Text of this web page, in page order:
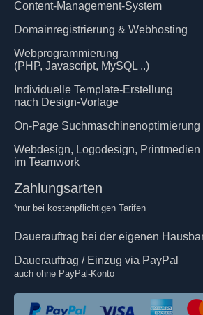
Content-Management-System
Domainregistrierung & Webhosting
Webprogrammierung
(PHP, Javascript, MySQL ..)
Individuelle Template-Erstellung
nach Design-Vorlage
On-Page Suchmaschinenoptimierung
Webdesign, Logodesign, Printmedien
im Teamwork
Zahlungsarten
*nur bei kostenpflichtigen Tarifen
Dauerauftrag bei der eigenen
Dauerauftrag / Einzug via PayPal
auch ohne PayPal-Konto